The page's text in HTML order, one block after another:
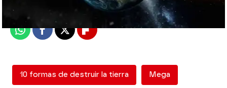
09 de octubre de 2018, 22:33
WhatsappFacebook
X Flipboard
10 formas de destruir la tierra Mega